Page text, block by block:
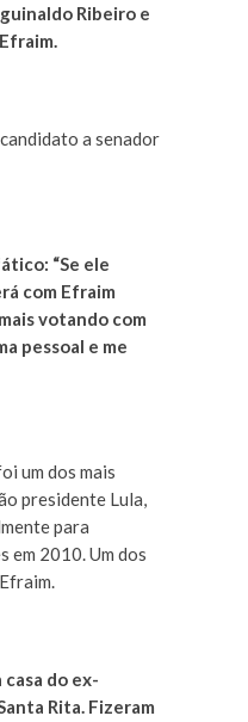
Ribeiro e
a senador
“Se ele
com Efraim
votando com
pessoal e me
um dos mais
presidente Lula,
para
em 2010. Um dos
casa do ex-
Rita. Fizeram